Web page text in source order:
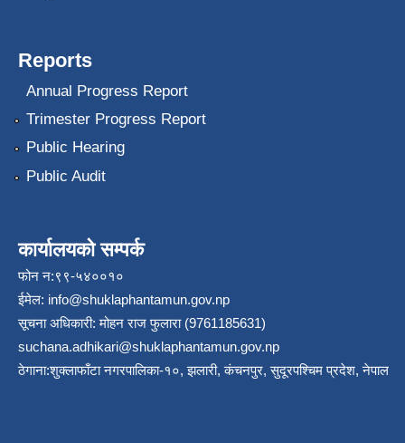
Reports
Annual Progress Report
Trimester Progress Report
Public Hearing
Public Audit
कार्यालयको सम्पर्क
फोन न:९९-५४००१०
ईमेल: info@shuklaphantamun.gov.np
सूचना अधिकारी: मोहन राज फुलारा (9761185631)
suchana.adhikari@shuklaphantamun.gov.np
ठेगाना:शुक्लाफाँटा नगरपालिका-१०, झलारी, कंचनपुर, सुदूरपश्चिम प्रदेश, नेपाल